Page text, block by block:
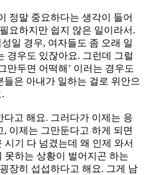
정말 중요하다는 생각이 들어
요하지만 쉽지 않은 일이라서.
일 경우, 여자들도 좀 오래 일
경우도 있잖아요. 그런데 그럴
만두면 어떡해’ 이러는 경우도
은 아내가 일하는 걸로 위안으
고 해요. 그러다가 이제는 응
이제는 그만둔다고 하게 되면
시기 다 넘겼는데 왜 인제 와서
못하는 상황이 벌어지곤 하는
장히 섭섭하다고 해요. 그게 남